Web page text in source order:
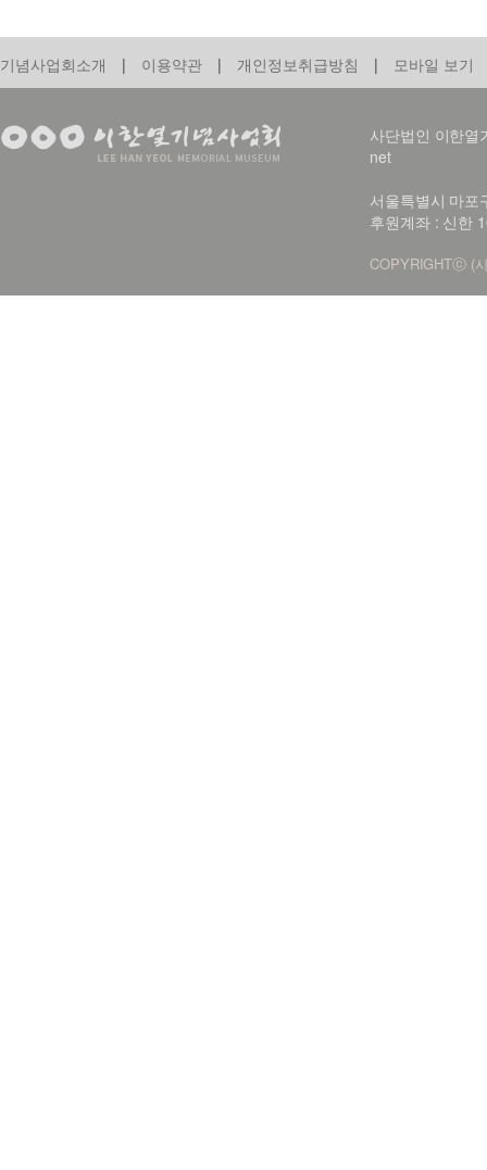
기념사업회소개 | 이용약관 | 개인정보취급방침 | 모바일 보기
사단법인 이한
net
서울특별시 마
후원계좌 : 신한
COPYRIGHTⓒ (